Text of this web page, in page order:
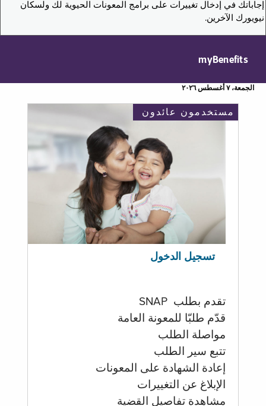
إجاباتك في إدخال تغييرات على برامج المعونات الحيوية لك ولسكان
نيويورك الآخرين.
myBenefits
الجمعة، ٧ أغسطس ٢٠٢٦
مستخدمون عائدون
تسجيل الدخول
تقدم بطلب SNAP
قدّم طلبّا للمعونة العامة
مواصلة الطلب
تتبع سير الطلب
إعادة الشهادة على المعونات
الإبلاغ عن التغييرات
مشاهدة تفاصيل القضية